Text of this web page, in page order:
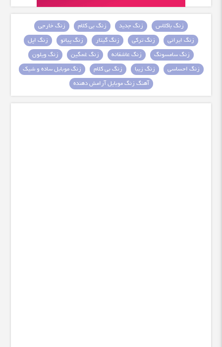
زنگ باکلاس زنگ جدید زنگ بی کلام
زنگ خارجی
زنگ ایرانی
زنگ ترکی زنگ گیتار زنگ پیانو
زنگ اپل
زنگ سامسونگ
زنگ عاشقانه زنگ غمگین
زنگ ویلون
زنگ احساسی
زنگ زیبا زنگ بی کلام
زنگ موبایل ساده و شیک
آهنگ زنگ موبایل آرامش دهنده